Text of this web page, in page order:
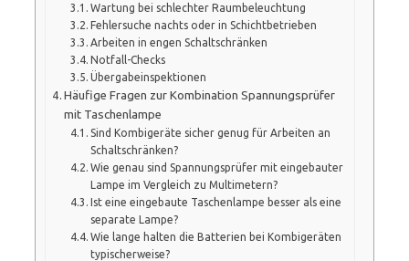
Wartung bei schlechter Raumbeleuchtung
Fehlersuche nachts oder in Schichtbetrieben
Arbeiten in engen Schaltschränken
Notfall-Checks
Übergabeinspektionen
Häufige Fragen zur Kombination Spannungsprüfer
mit Taschenlampe
Sind Kombigeräte sicher genug für Arbeiten an
Schaltschränken?
Wie genau sind Spannungsprüfer mit eingebauter
Lampe im Vergleich zu Multimetern?
Ist eine eingebaute Taschenlampe besser als eine
separate Lampe?
Wie lange halten die Batterien bei Kombigeräten
typischerweise?